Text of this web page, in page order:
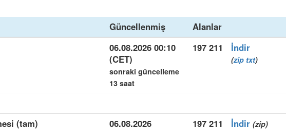
Güncellenmiş
Alanlar
06.08.2026 00:10
(CET)
sonraki güncelleme
13 saat
197 211 İndir
(zip txt)
(tam) 06.08.2026 197 211 İndir (zip)